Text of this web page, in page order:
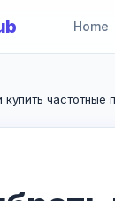
Home
частотные